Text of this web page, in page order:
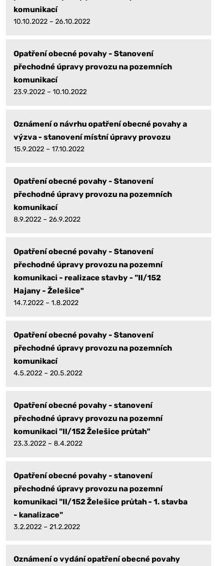
komunikací
10.10.2022 – 26.10.2022
Opatření obecné povahy - Stanovení
přechodné úpravy provozu na pozemních
komunikací
23.9.2022 – 10.10.2022
Oznámení o návrhu opatření obecné povahy a
výzva - stanovení místní úpravy provozu
15.9.2022 – 17.10.2022
Opatření obecné povahy - Stanovení
přechodné úpravy provozu na pozemních
komunikací
8.9.2022 – 26.9.2022
Opatření obecné povahy - Stanovení
přechodné úpravy provozu na pozemní
komunikaci - realizace stavby - "II/152
Hajany - Želešice"
14.7.2022 – 1.8.2022
Opatření obecné povahy - Stanovení
přechodné úpravy provozu na pozemních
komunikací
4.5.2022 – 20.5.2022
Opatření obecné povahy - stanovení
přechodné úpravy provozu na pozemní
komunikaci "II/152 Želešice průtah"
23.3.2022 – 8.4.2022
Opatření obecné povahy - stanovení
přechodné úpravy provozu na pozemní
komunikaci "II/152 Želešice průtah - 1. stavba
- kanalizace"
3.2.2022 – 21.2.2022
Oznámení o vydání opatření obecné povahy